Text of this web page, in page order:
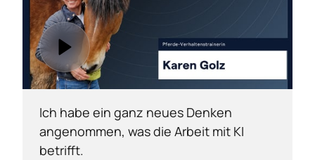
Ich habe ein ganz neues Denken
angenommen, was die Arbeit mit KI
betrifft.